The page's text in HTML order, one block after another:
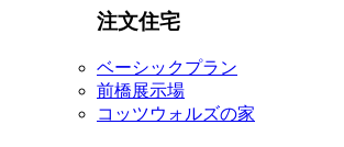
注文住宅
ベーシックプラン
前橋展示場
コッツウォルズの家